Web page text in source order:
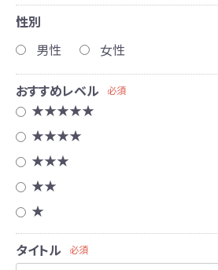
お問い合わせ
性別
男性
女性
おすすめレベル 必須
★★★★★
★★★★
★★★
★★
★
タイトル 必須